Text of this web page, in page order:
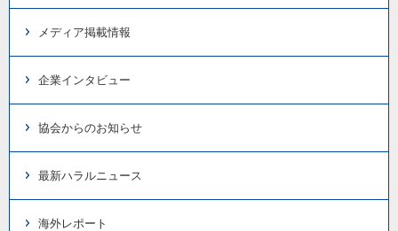
メディア掲載情報
企業インタビュー
協会からのお知らせ
最新ハラルニュース
海外レポート